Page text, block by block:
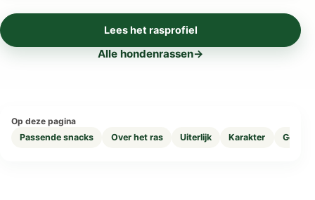
Lees het rasprofiel
Alle hondenrassen→
Op deze pagina
Passende snacks
Over het ras Uiterlijk Karakter